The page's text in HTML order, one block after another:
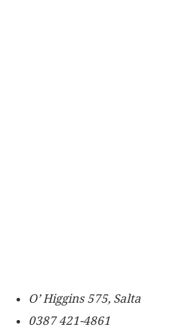
O’ Higgins 575, Salta
0387 421-4861